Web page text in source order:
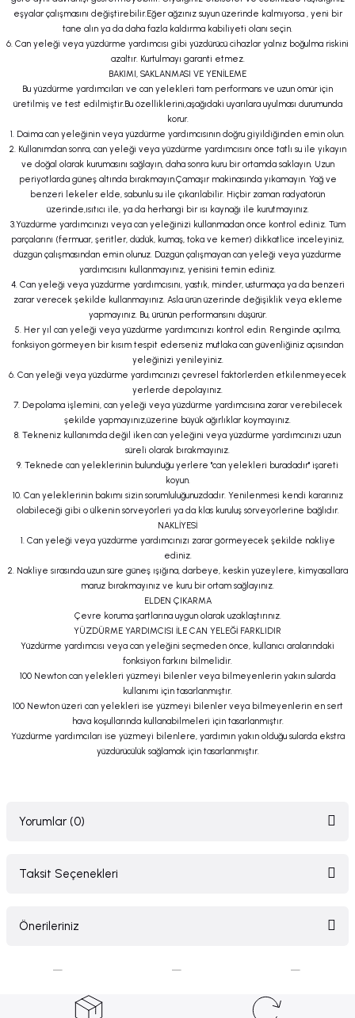
eşyalar çalışmasını değiştirebilir.Eğer ağzınız suyun üzerinde kalmıyorsa , yeni bir
tane alın ya da daha fazla kaldırma kabiliyeti olanı seçin.
6. Can yeleği veya yüzdürme yardımcısı gibi yüzdürücü cihazlar yalnız boğulma riskini
azaltır. Kurtulmayı garanti etmez.
BAKIMI, SAKLANMASI VE YENİLEME
Bu yüzdürme yardımcıları ve can yelekleri tam performans ve uzun ömür için
üretilmiş ve test edilmiştir.Bu özelliklerini,aşağıdaki uyarılara uyulması durumunda
korur.
1. Daima can yeleğinin veya yüzdürme yardımcısının doğru giyildiğinden emin olun.
2. Kullanımdan sonra, can yeleği veya yüzdürme yardımcısını önce tatlı su ile yıkayın
ve doğal olarak kurumasını sağlayın, daha sonra kuru bir ortamda saklayın. Uzun
periyotlarda güneş altında bırakmayın.Çamaşır makinasında yıkamayın. Yağ ve
benzeri lekeler elde, sabunlu su ile çıkarılabilir. Hiçbir zaman radyatörün
üzerinde,ısıtıcı ile, ya da herhangi bir ısı kaynağı ile kurutmayınız.
3.Yüzdürme yardımcınızı veya can yeleğinizi kullanmadan önce kontrol ediniz. Tüm
parçalarını (fermuar, şeritler, düdük, kumaş, toka ve kemer) dikkatlice inceleyiniz,
düzgün çalışmasından emin olunuz. Düzgün çalışmayan can yeleği veya yüzdürme
yardımcısını kullanmayınız, yenisini temin ediniz.
4. Can yeleği veya yüzdürme yardımcısını, yastık, minder, usturmaça ya da benzeri
zarar verecek şekilde kullanmayınız. Asla ürün üzerinde değişiklik veya ekleme
yapmayınız. Bu, ürünün performansını düşürür.
5. Her yıl can yeleği veya yüzdürme yardımcınızı kontrol edin. Renginde açılma,
fonksiyon görmeyen bir kısım tespit ederseniz mutlaka can güvenliğiniz açısından
yeleğinizi yenileyiniz.
6. Can yeleği veya yüzdürme yardımcınızı çevresel faktörlerden etkilenmeyecek
yerlerde depolayınız.
7. Depolama işlemini, can yeleği veya yüzdürme yardımcısına zarar verebilecek
şekilde yapmayınız,üzerine büyük ağırlıklar koymayınız.
8. Tekneniz kullanımda değil iken can yeleğini veya yüzdürme yardımcınızı uzun
süreli olarak bırakmayınız.
9. Teknede can yeleklerinin bulunduğu yerlere "can yelekleri buradadır" işareti
koyun.
10. Can yeleklerinin bakımı sizin sorumluluğunuzdadır. Yenilenmesi kendi kararınız
olabileceği gibi o ülkenin sörveyörleri ya da klas kuruluş sörveyörlerine bağlıdır.
NAKLİYESİ
1. Can yeleği veya yüzdürme yardımcınızı zarar görmeyecek şekilde nakliye
ediniz.
2. Nakliye sırasında uzun süre güneş ışığına, darbeye, keskin yüzeylere, kimyasallara
maruz bırakmayınız ve kuru bir ortam sağlayınız.
ELDEN ÇIKARMA
Çevre koruma şartlarına uygun olarak uzaklaştırınız.
YÜZDÜRME YARDIMCISI İLE CAN YELEĞİ FARKLIDIR
Yüzdürme yardımcısı veya can yeleğini seçmeden önce, kullanıcı aralarındaki
fonksiyon farkını bilmelidir.
100 Newton can yelekleri yüzmeyi bilenler veya bilmeyenlerin yakın sularda
kullanımı için tasarlanmıştır.
100 Newton üzeri can yelekleri ise yüzmeyi bilenler veya bilmeyenlerin en sert
hava koşullarında kullanabilmeleri için tasarlanmıştır.
Yüzdürme yardımcıları ise yüzmeyi bilenlere, yardımın yakın olduğu sularda ekstra
yüzdürücülük sağlamak için tasarlanmıştır.
Yorumlar (0)
Taksit Seçenekleri
Önerileriniz
Görüş ve önerileriniz için teşekkür ederiz.